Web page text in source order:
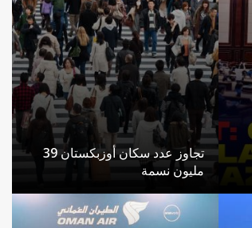
تجاوز عدد سكان أوزبكستان 39
مليون نسمة